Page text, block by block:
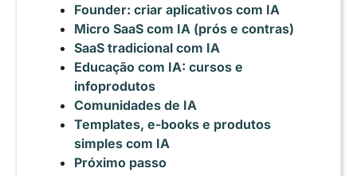
Founder: criar aplicativos com IA
Micro SaaS com IA (prós e contras)
SaaS tradicional com IA
Educação com IA: cursos e
infoprodutos
Comunidades de IA
Templates, e-books e produtos
simples com IA
Próximo passo